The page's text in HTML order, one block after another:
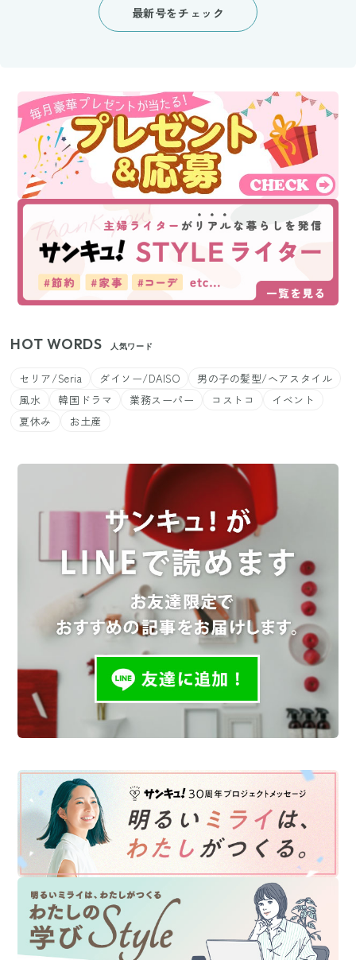
最新号をチェック
HOT WORDS 人気ワード
セリア/Seria ダイソー/DAISO
男の子の髪型/ヘアスタイル
風水
韓国ドラマ 業務スーパー コストコ
イベント
夏休み
お土産